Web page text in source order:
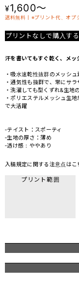
¥1,600～
送料無料丨※プリント代、オプ
プリントなしで購入する
汗を書いてもすぐ乾く、メ
・吸水速乾性抜群のメッシュ
・通気性も抜群で、常にサ
・洗濯しても型くずれ&生地
・ポリエステルメッシュ生
で大活躍
‐テイスト：スポーティ
‐生地の厚さ：薄め
‐透け感：ややあり
入稿規定に関する注意点は こ
プリント範囲